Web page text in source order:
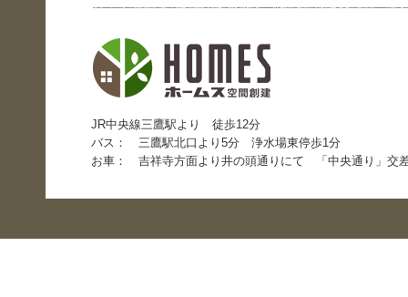
JR中央線三鷹駅より 徒歩12分
バス： 三鷹駅北口より5分 浄水場東停歩1分
お車： 吉祥寺方面より井の頭通りにて 「中央通り」交